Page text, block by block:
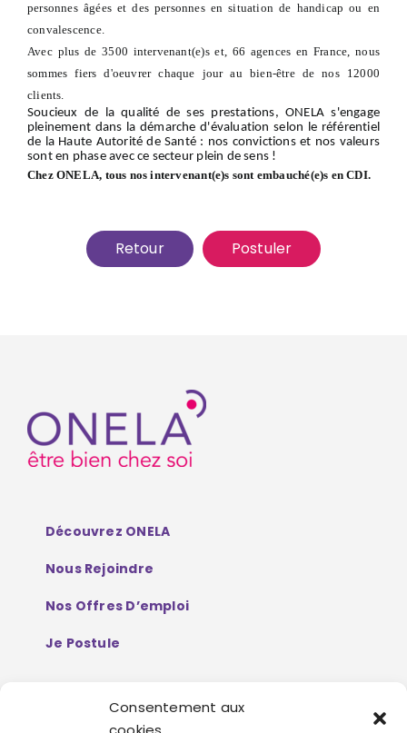
Consentement aux
personnes âgées et des personnes en situation de handicap ou en
convalescence.
Avec plus de 3500 intervenant(e)s et, 66 agences en France, nous
sommes fiers d'oeuvrer chaque jour au bien-être de nos 12000
clients.
Soucieux de la qualité de ses prestations, ONELA s'engage
pleinement dans la démarche d'évaluation selon le référentiel
de la Haute Autorité de Santé : nos convictions et nos valeurs
sont en phase avec ce secteur plein de sens !
Chez ONELA, tous nos intervenant(e)s sont embauché(e)s en CDI.
Retour Postuler
Découvrez ONELA
Nous Rejoindre
Nos Offres D’emploi
Je Postule
Mentions Légales